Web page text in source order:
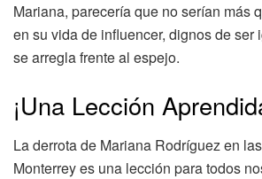
Mariana, parecería que no serían más
en su vida de influencer, dignos de ser
se arregla frente al espejo.
¡Una Lección
La derrota de Mariana Rodríguez en
Monterrey es una lección para todos